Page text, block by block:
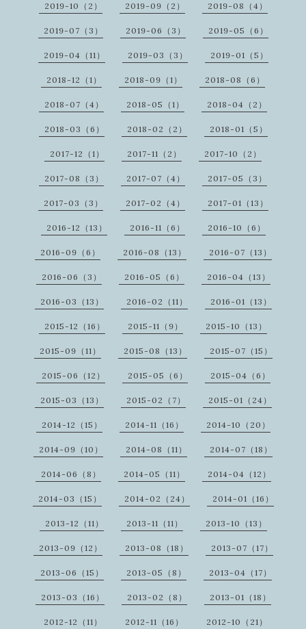
2019-10（2） 2019-09（2） 2019-08（4）
2019-07（3） 2019-06（3） 2019-05（6）
2019-04（11） 2019-03（3） 2019-01（5）
2018-12（1） 2018-09（1） 2018-08（6）
2018-07（4） 2018-05（1） 2018-04（2）
2018-03（6） 2018-02（2） 2018-01（5）
2017-12（1） 2017-11（2） 2017-10（2）
2017-08（3） 2017-07（4） 2017-05（3）
2017-03（3） 2017-02（4） 2017-01（13）
2016-12（13） 2016-11（6） 2016-10（6）
2016-09（6） 2016-08（13） 2016-07（13）
2016-06（3） 2016-05（6） 2016-04（13）
2016-03（13） 2016-02（11） 2016-01（13）
2015-12（16） 2015-11（9） 2015-10（13）
2015-09（11） 2015-08（13） 2015-07（15）
2015-06（12） 2015-05（6） 2015-04（6）
2015-03（13） 2015-02（7） 2015-01（24）
2014-12（15） 2014-11（16） 2014-10（20）
2014-09（10） 2014-08（11） 2014-07（18）
2014-06（8） 2014-05（11） 2014-04（12）
2014-03（15） 2014-02（24） 2014-01（16）
2013-12（11） 2013-11（11） 2013-10（13）
2013-09（12） 2013-08（18） 2013-07（17）
2013-06（15） 2013-05（8） 2013-04（17）
2013-03（16） 2013-02（8） 2013-01（18）
2012-12（11） 2012-11（16） 2012-10（21）